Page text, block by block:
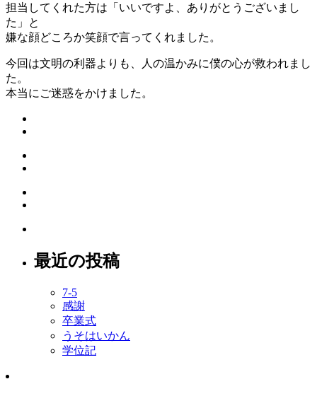
担当してくれた方は「いいですよ、ありがとうございまし
た」と
嫌な顔どころか笑顔で言ってくれました。
今回は文明の利器よりも、人の温かみに僕の心が救われまし
た。
本当にご迷惑をかけました。
最近の投稿
7-5
感謝
卒業式
うそはいかん
学位記